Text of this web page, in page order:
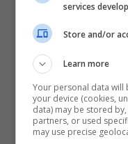
services
Store and/or
Learn more
Your personal data
your device (cookies,
data) may be stored
partners, or used
may use precise